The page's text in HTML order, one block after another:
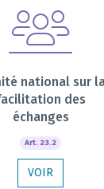
national sur
des
échanges
Art. 23.2
VOIR